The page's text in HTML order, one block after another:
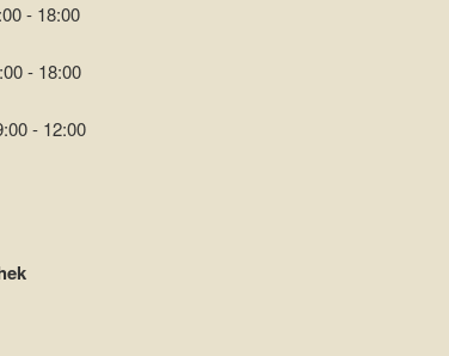
- 18:00
- 18:00
- 12:00